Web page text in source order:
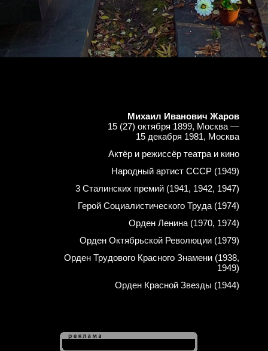
Михаил Иванович Жаров
15 (27) октября 1899, Москва —
15 декабря 1981, Москва
Актёр и режиссёр театра и кино
Народный артист СССР (1949)
3 Сталинских премий (1941, 1942, 1947)
Герой Социалистического Труда (1974)
Орден Ленина (1970, 1974)
Орден Октябрьской Революции (1979)
Орден Трудового Красного Знамени (1938,
1949)
Орден Красной Звезды (1944)